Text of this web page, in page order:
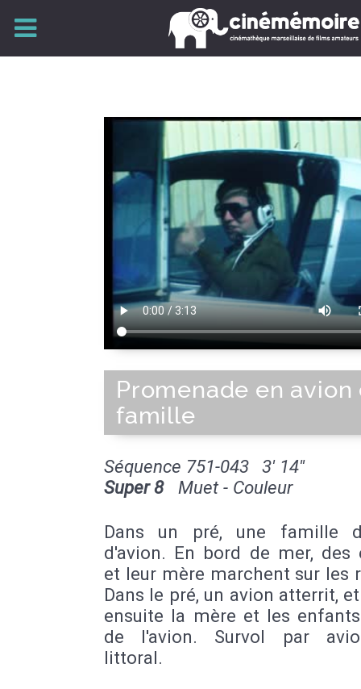
Promenade en avion
famille
Séquence 751-043
3' 14''
Super 8Muet - Couleur
Dans un pré, une famille
d'avion. En bord de mer, des
et leur mère marchent sur les
Dans le pré, un avion atterrit,
ensuite la mère et les
de l'avion. Survol par
littoral.